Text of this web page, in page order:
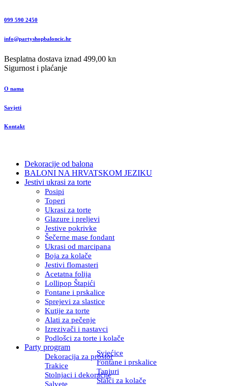
099 590 2450
info@partyshopbaloncic.hr
Besplatna dostava iznad 499,00 kn
Sigurnost i plaćanje
O nama
Savjeti
Kontakt
Dekoracije od balona
BALONI NA HRVATSKOM JEZIKU
Jestivi ukrasi za torte
Posipi
Toperi
Ukrasi za torte
Glazure i preljevi
Jestive pokrivke
Šečerne mase fondant
Ukrasi od marcipana
Boja za kolače
Jestivi flomasteri
Acetatna folija
Lollipop Štapići
Fontane i prskalice
Sprejevi za slastice
Kutije za torte
Alati za pečenje
Izrezivači i nastavci
Podlošci za torte i kolače
Party program
Dekoracija za prostor
Svjećice
Trakice
Fontane i prskalice
Stolnjaci i dekoracije
Tanjuri
Salvete
Stalci za kolače